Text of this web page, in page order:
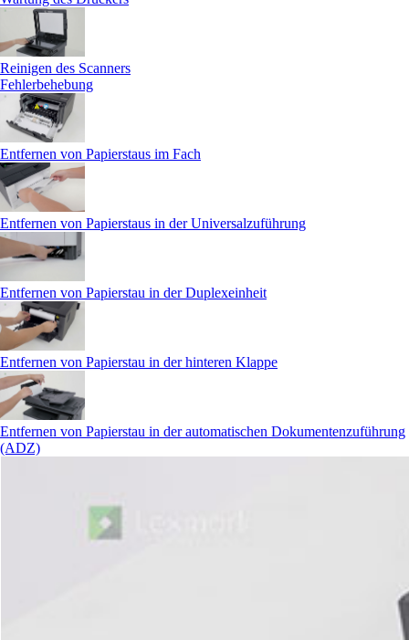
Reinigen des Scanners
Fehlerbehebung
Entfernen von Papierstaus im Fach
Entfernen von Papierstaus in der Universalzuführung
Entfernen von Papierstau in der Duplexeinheit
Entfernen von Papierstau in der hinteren Klappe
Entfernen von Papierstau in der automatischen Dokumentenzuführung
(ADZ)